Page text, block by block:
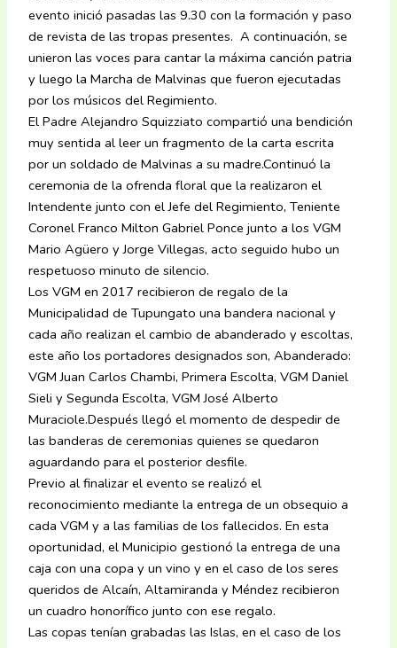
evento inició pasadas las 9.30 con la formación y paso
de revista de las tropas presentes. A continuación, se
unieron las voces para cantar la máxima canción patria
y luego la Marcha de Malvinas que fueron ejecutadas
por los músicos del Regimiento.
El Padre Alejandro Squizziato compartió una bendición
muy sentida al leer un fragmento de la carta escrita
por un soldado de Malvinas a su madre.Continuó la
ceremonia de la ofrenda floral que la realizaron el
Intendente junto con el Jefe del Regimiento, Teniente
Coronel Franco Milton Gabriel Ponce junto a los VGM
Mario Agüero y Jorge Villegas, acto seguido hubo un
respetuoso minuto de silencio.
Los VGM en 2017 recibieron de regalo de la
Municipalidad de Tupungato una bandera nacional y
cada año realizan el cambio de abanderado y escoltas,
este año los portadores designados son, Abanderado:
VGM Juan Carlos Chambi, Primera Escolta, VGM Daniel
Sieli y Segunda Escolta, VGM José Alberto
Muraciole.Después llegó el momento de despedir de
las banderas de ceremonias quienes se quedaron
aguardando para el posterior desfile.
Previo al finalizar el evento se realizó el
reconocimiento mediante la entrega de un obsequio a
cada VGM y a las familias de los fallecidos. En esta
oportunidad, el Municipio gestionó la entrega de una
caja con una copa y un vino y en el caso de los seres
queridos de Alcaín, Altamiranda y Méndez recibieron
un cuadro honorífico junto con ese regalo.
Las copas tenían grabadas las Islas, en el caso de los